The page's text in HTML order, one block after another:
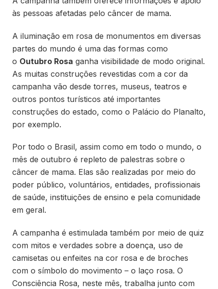
às pessoas afetadas pelo câncer de mama.
A iluminação em rosa de monumentos em diversas
partes do mundo é uma das formas como
o Outubro Rosa ganha visibilidade de modo original.
As muitas construções revestidas com a cor da
campanha vão desde torres, museus, teatros e
outros pontos turísticos até importantes
construções do estado, como o Palácio do Planalto,
por exemplo.
Por todo o Brasil, assim como em todo o mundo, o
mês de outubro é repleto de palestras sobre o
câncer de mama. Elas são realizadas por meio do
poder público, voluntários, entidades, profissionais
de saúde, instituições de ensino e pela comunidade
em geral.
A campanha é estimulada também por meio de quiz
com mitos e verdades sobre a doença, uso de
camisetas ou enfeites na cor rosa e de broches
com o símbolo do movimento – o laço rosa. O
Consciência Rosa, neste mês, trabalha junto com